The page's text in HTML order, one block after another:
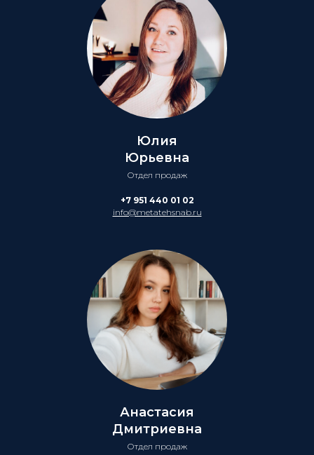
Юлия
Юрьевна
Отдел продаж
+7 951 440 01 02
info@metatehsnab.ru
Анастасия
Дмитриевна
Отдел продаж